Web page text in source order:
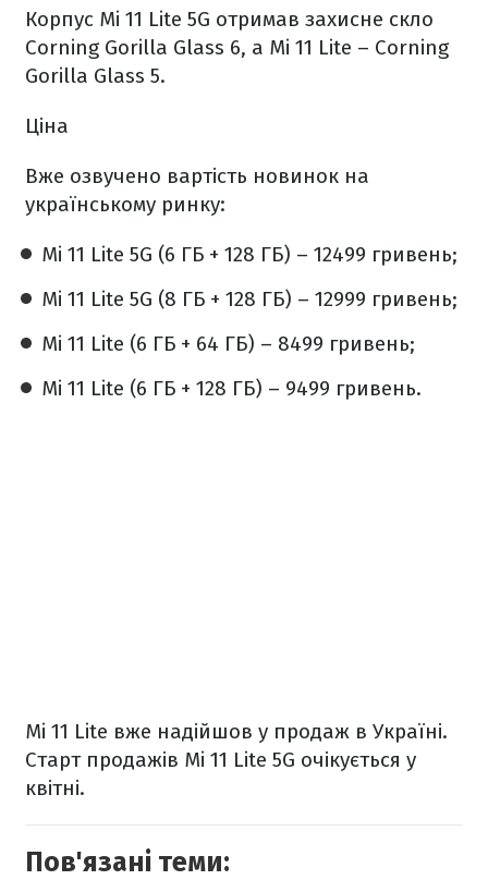
Корпус Mi 11 Lite 5G отримав захисне скло
Corning Gorilla Glass 6, а Mi 11 Lite – Corning
Gorilla Glass 5.
Ціна
Вже озвучено вартість новинок на
українському ринку:
Mi 11 Lite 5G (6 ГБ + 128 ГБ) – 12499 гривень;
Mi 11 Lite 5G (8 ГБ + 128 ГБ) – 12999 гривень;
Mi 11 Lite (6 ГБ + 64 ГБ) – 8499 гривень;
Mi 11 Lite (6 ГБ + 128 ГБ) – 9499 гривень.
Mi 11 Lite вже надійшов у продаж в Україні.
Старт продажів Mi 11 Lite 5G очікується у
квітні.
Пов'язані теми: